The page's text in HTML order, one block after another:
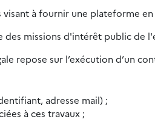
à fournir une plateforme
missions d'intérêt public de
repose sur l’exécution d’un
adresse mail) ;
à ces travaux ;